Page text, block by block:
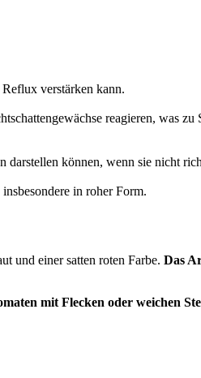
verstärken kann.
reagieren, was
können, wenn sie nicht
in roher Form.
und einer satten roten Farbe. Das
mit Flecken oder weichen